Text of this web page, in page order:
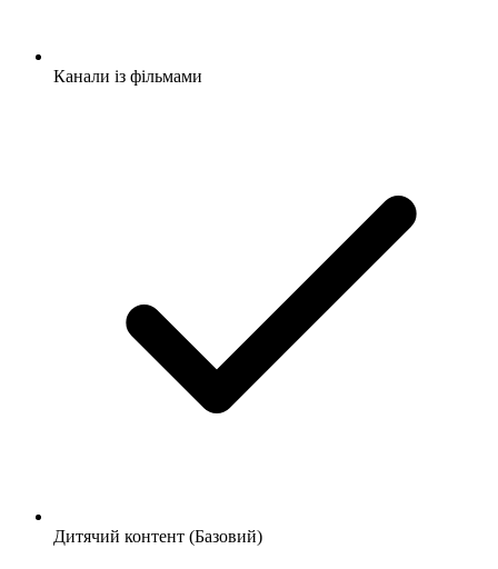
Канали із фільмами
Дитячий контент (Базовий)